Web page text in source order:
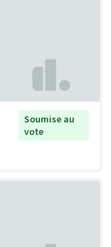
Soumise au
vote